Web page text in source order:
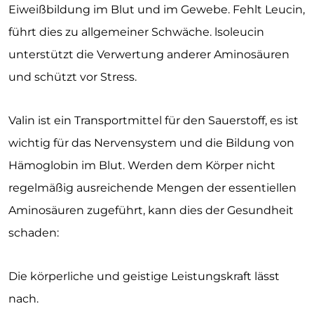
Eiweißbildung im Blut und im Gewebe. Fehlt Leucin,
führt dies zu allgemeiner Schwäche. lsoleucin
unterstützt die Verwertung anderer Aminosäuren
und schützt vor Stress.
Valin ist ein Transportmittel für den Sauerstoff, es ist
wichtig für das Nervensystem und die Bildung von
Hämoglobin im Blut. Werden dem Körper nicht
regelmäßig ausreichende Mengen der essentiellen
Aminosäuren zugeführt, kann dies der Gesundheit
schaden:
Die körperliche und geistige Leistungskraft lässt
nach.